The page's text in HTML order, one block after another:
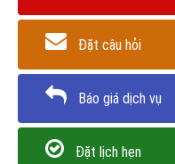
Đặt câu hỏi
Báo giá dịch vụ
Đặt lịch hẹn